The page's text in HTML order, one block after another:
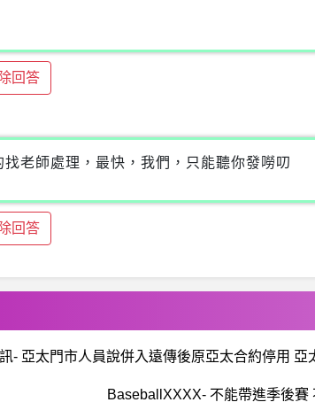
回答
老師處理，最快，我們，只能聽你發嘮叨
回答
- 亞太門市人員說併入遠傳後原亞太合約停用
BaseballXXXX- 不能帶進季後賽